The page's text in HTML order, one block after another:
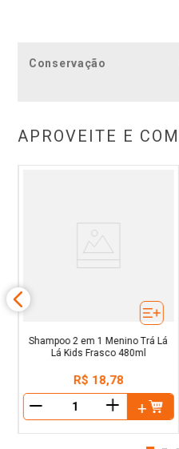
Conservação
APROVEITE E
Shampoo 2 em 1 Menino Trá Lá
Lá Kids Frasco 480ml
R$ 18,78
＋